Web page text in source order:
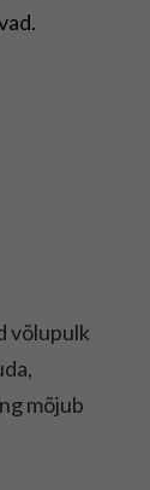
võlupulk
mõjub